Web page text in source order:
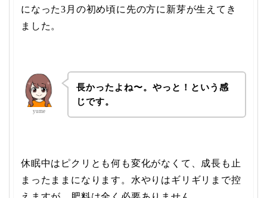
になった3月の初め頃に先の方に新芽が生えてき
ました。
yume
長かったよね〜。やっと！という感
じです。
休眠中はピクリとも何も変化がなくて、成長も止
まったままになります。水やりはギリギリまで控